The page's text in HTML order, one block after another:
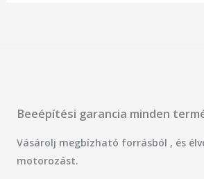
Beeépítési garancia minden
Vásárolj megbízható forrásból , és
motorozást.